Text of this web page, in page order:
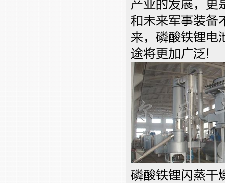
产业的发展，更
和未来军事装
来，磷酸铁锂电
途将更加广泛!
磷酸铁锂闪蒸干